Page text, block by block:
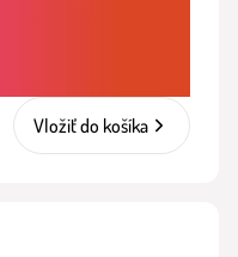
Vložiť do košíka